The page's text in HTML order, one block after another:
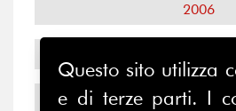
2006
2004
Questo sito utilizza
e di terze parti. I